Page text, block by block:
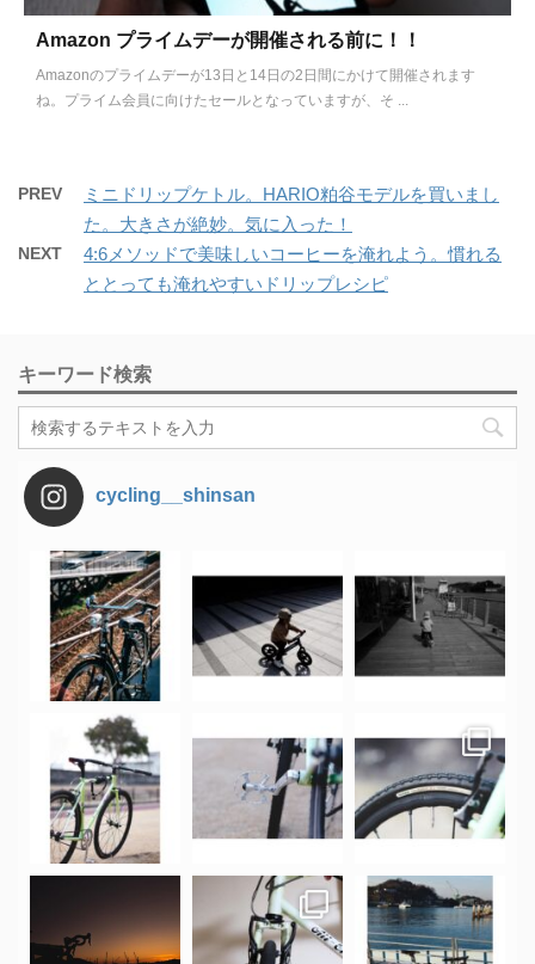
Amazon プライムデーが開催される前に！！
Amazonのプライムデーが13日と14日の2日間にかけて開催されます
ね。プライム会員に向けたセールとなっていますが、そ ...
PREV
ミニドリップケトル。HARIO粕谷モデルを買いまし
た。大きさが絶妙。気に入った！
NEXT
4:6メソッドで美味しいコーヒーを淹れよう。慣れる
ととっても淹れやすいドリップレシピ
キーワード検索
cycling__shinsan